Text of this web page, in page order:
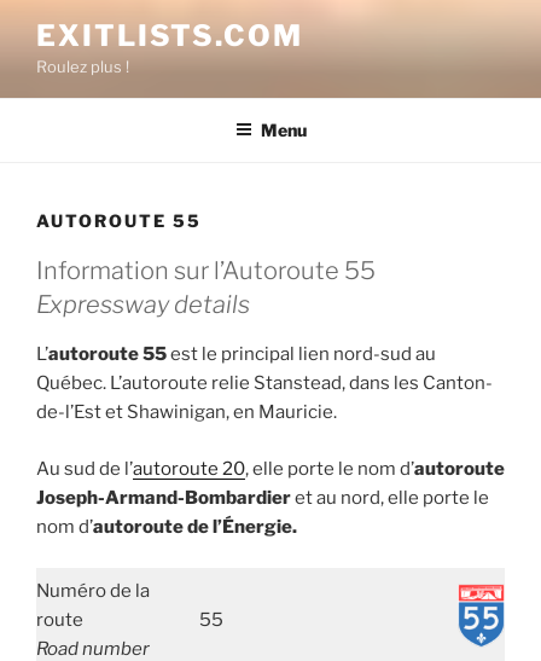
contenu
EXITLISTS.COM
Roulez plus !
Menu
AUTOROUTE 55
Information sur l’Autoroute 55
Expressway details
L’autoroute 55est le principal lien nord-sud au
Québec. L’autoroute relie Stanstead, dans les Canton-
de-l’Est et Shawinigan, en Mauricie.
Au sud de l’autoroute 20, elle porte le nom d’autoroute
Joseph-Armand-Bombardieret au nord, elle porte le
nom d’autoroute de l’Énergie.
Numéro de la
route
Road number
55